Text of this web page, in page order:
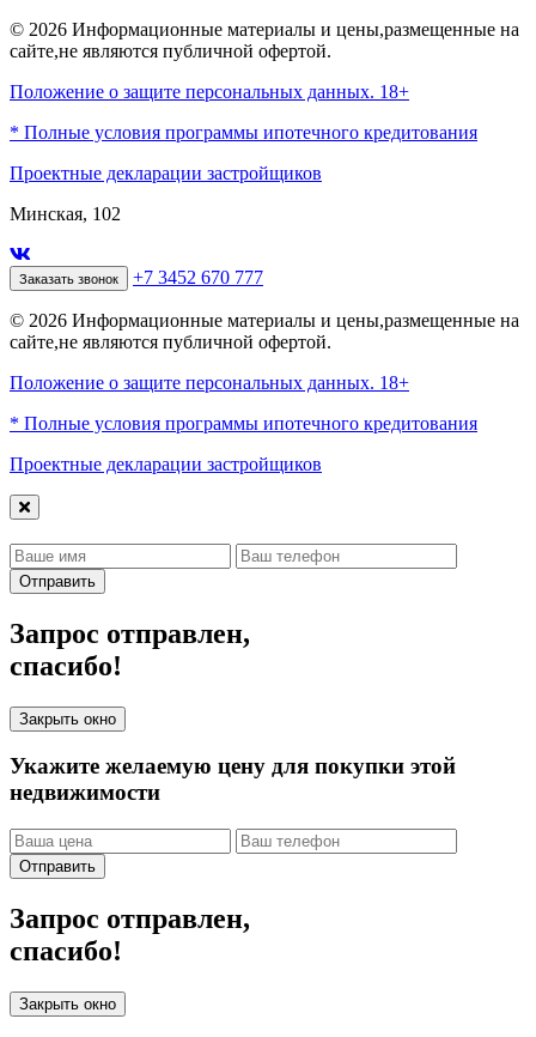
© 2026 Информационные материалы и цены,размещенные на
сайте,не являются публичной офертой.
Положение о защите персональных данных. 18+
* Полные условия программы ипотечного кредитования
Проектные декларации застройщиков
Минская, 102
Заказать звонок +7 3452 670 777
© 2026 Информационные материалы и цены,размещенные на
сайте,не являются публичной офертой.
Положение о защите персональных данных. 18+
* Полные условия программы ипотечного кредитования
Проектные декларации застройщиков
Отправить
Запрос отправлен,
спасибо!
Закрыть окно
Укажите желаемую цену для покупки этой
недвижимости
Отправить
Запрос отправлен,
спасибо!
Закрыть окно